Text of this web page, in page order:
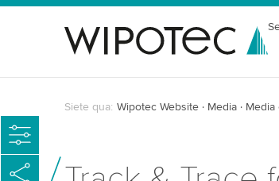
Siete qua: Wipotec Website Media Media